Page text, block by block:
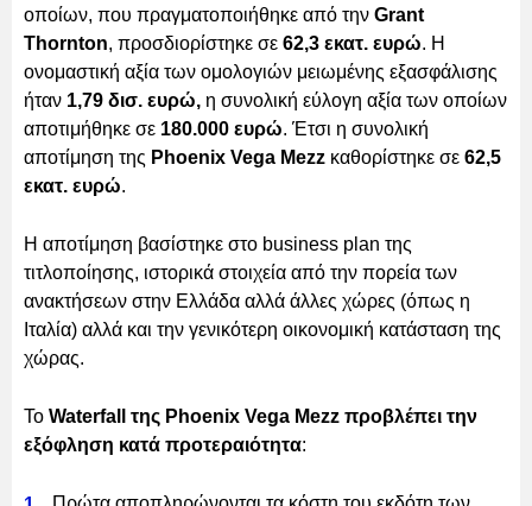
οποίων, που πραγματοποιήθηκε από την Grant
Thornton, προσδιορίστηκε σε 62,3 εκατ. ευρώ. Η
ονομαστική αξία των ομολογιών μειωμένης εξασφάλισης
ήταν 1,79 δισ. ευρώ, η συνολική εύλογη αξία των οποίων
αποτιμήθηκε σε 180.000 ευρώ. Έτσι η συνολική
αποτίμηση της Phoenix Vega Mezz καθορίστηκε σε 62,5
εκατ. ευρώ.
Η αποτίμηση βασίστηκε στο business plan της
τιτλοποίησης, ιστορικά στοιχεία από την πορεία των
ανακτήσεων στην Ελλάδα αλλά άλλες χώρες (όπως η
Ιταλία) αλλά και την γενικότερη οικονομική κατάσταση της
χώρας.
Το Waterfall της Phoenix Vega Mezz προβλέπει την
εξόφληση κατά προτεραιότητα: